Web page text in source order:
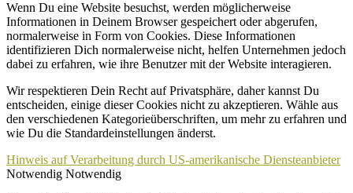
Wenn Du eine Website besuchst, werden möglicherweise
Informationen in Deinem Browser gespeichert oder abgerufen,
normalerweise in Form von Cookies. Diese Informationen
identifizieren Dich normalerweise nicht, helfen Unternehmen jedoch
dabei zu erfahren, wie ihre Benutzer mit der Website interagieren.
Wir respektieren Dein Recht auf Privatsphäre, daher kannst Du
entscheiden, einige dieser Cookies nicht zu akzeptieren. Wähle aus
den verschiedenen Kategorieüberschriften, um mehr zu erfahren und
wie Du die Standardeinstellungen änderst.
Hinweis auf Verarbeitung durch US-amerikanische Diensteanbieter
Notwendig Notwendig